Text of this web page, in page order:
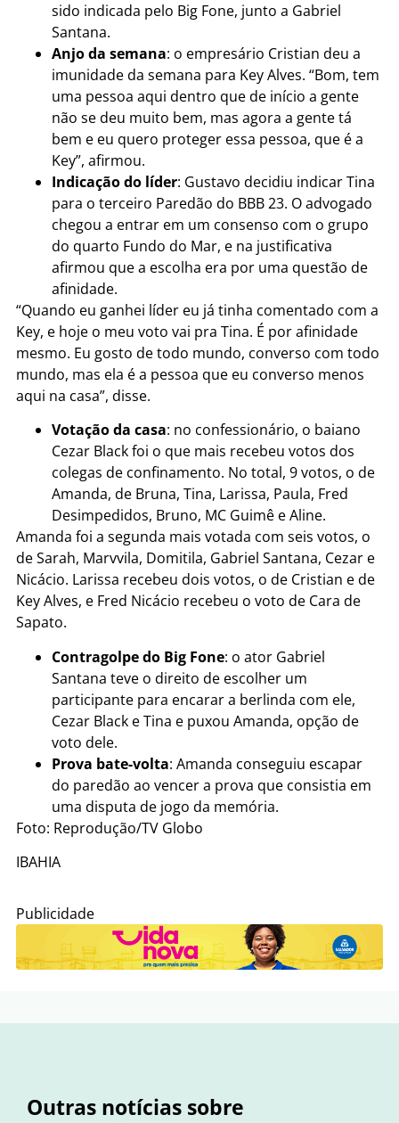
sido indicada pelo Big Fone, junto a Gabriel
Santana.
Anjo da semana: o empresário Cristian deu a
imunidade da semana para Key Alves. “Bom, tem
uma pessoa aqui dentro que de início a gente
não se deu muito bem, mas agora a gente tá
bem e eu quero proteger essa pessoa, que é a
Key”, afirmou.
Indicação do líder: Gustavo decidiu indicar Tina
para o terceiro Paredão do BBB 23. O advogado
chegou a entrar em um consenso com o grupo
do quarto Fundo do Mar, e na justificativa
afirmou que a escolha era por uma questão de
afinidade.
“Quando eu ganhei líder eu já tinha comentado com a
Key, e hoje o meu voto vai pra Tina. É por afinidade
mesmo. Eu gosto de todo mundo, converso com todo
mundo, mas ela é a pessoa que eu converso menos
aqui na casa”, disse.
Votação da casa: no confessionário, o baiano
Cezar Black foi o que mais recebeu votos dos
colegas de confinamento. No total, 9 votos, o de
Amanda, de Bruna, Tina, Larissa, Paula, Fred
Desimpedidos, Bruno, MC Guimê e Aline.
Amanda foi a segunda mais votada com seis votos, o
de Sarah, Marvvila, Domitila, Gabriel Santana, Cezar e
Nicácio. Larissa recebeu dois votos, o de Cristian e de
Key Alves, e Fred Nicácio recebeu o voto de Cara de
Sapato.
Contragolpe do Big Fone: o ator Gabriel
Santana teve o direito de escolher um
participante para encarar a berlinda com ele,
Cezar Black e Tina e puxou Amanda, opção de
voto dele.
Prova bate-volta: Amanda conseguiu escapar
do paredão ao vencer a prova que consistia em
uma disputa de jogo da memória.
Foto: Reprodução/TV Globo
IBAHIA
Publicidade
Outras notícias sobre